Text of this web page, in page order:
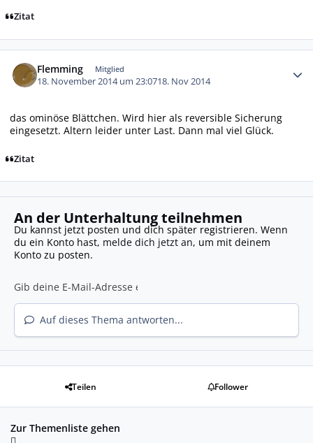
Zitat
Flemming Mitglied
18. November 2014 um 23:0718. Nov 2014
das ominöse Blättchen. Wird hier als reversible Sicherung
eingesetzt. Altern leider unter Last. Dann mal viel Glück.
Zitat
An der Unterhaltung teilnehmen
Du kannst jetzt posten und dich später registrieren. Wenn
du ein Konto hast, melde dich jetzt an, um mit deinem
Konto zu posten.
Auf dieses Thema antworten...
Teilen Follower
Zur Themenliste gehen